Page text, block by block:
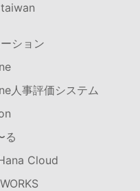
taiwan
ション
人事評価システム
る
Cloud